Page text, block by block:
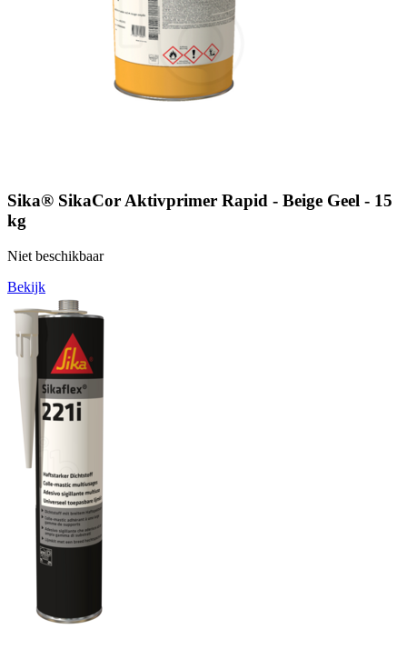
Sika® SikaCor Aktivprimer Rapid - Beige Geel - 15
kg
Niet beschikbaar
Bekijk